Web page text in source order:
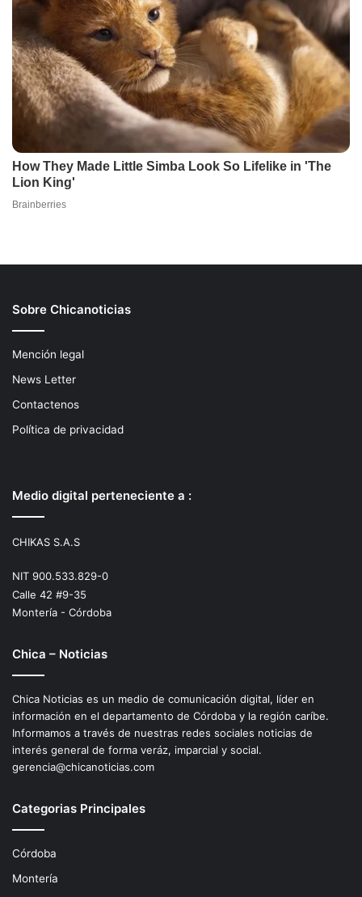
Sobre Chicanoticias
Mención legal
News Letter
Contactenos
Política de privacidad
Medio digital perteneciente a :
CHIKAS S.A.S
NIT 900.533.829-0
Calle 42 #9-35
Montería - Córdoba
Chica – Noticias
Chica Noticias es un medio de comunicación digital, líder en
información en el departamento de Córdoba y la región caríbe.
Informamos a través de nuestras redes sociales noticias de
interés general de forma veráz, imparcial y social.
gerencia@chicanoticias.com
Categorias Principales
Córdoba
Montería